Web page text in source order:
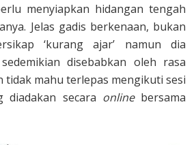
menyiapkan hidangan tengah
Jelas gadis berkenaan, bukan
‘kurang ajar’ namun dia
disebabkan oleh rasa
tidak mahu terlepas mengikuti sesi
diadakan secara onlinebersama